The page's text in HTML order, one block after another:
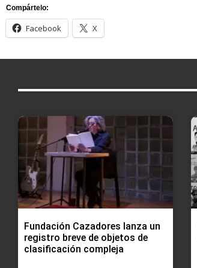
Compártelo:
Facebook X
Fundación Cazadores lanza un
registro breve de objetos de
clasificación compleja